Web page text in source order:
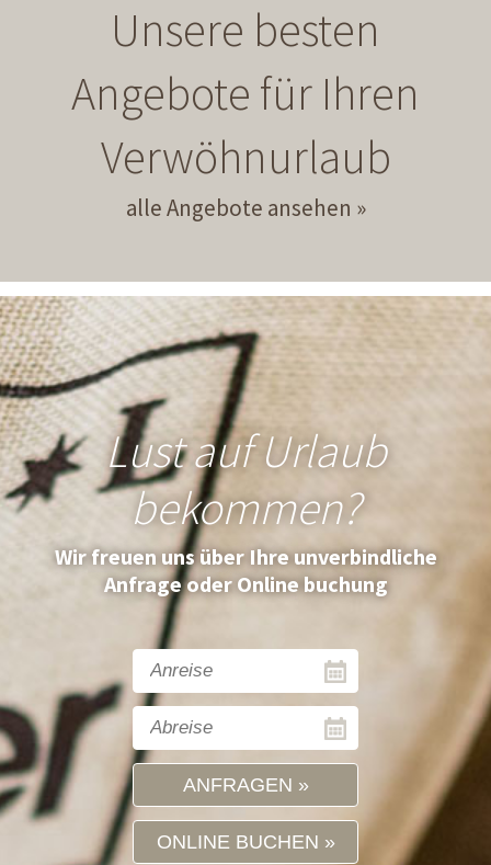
Unsere besten
Angebote für Ihren
Verwöhnurlaub
alle Angebote ansehen
Lust auf Urlaub
bekommen?
Wir freuen uns über Ihre unverbindliche
Anfrage oder Online buchung
ANFRAGEN
ONLINE BUCHEN